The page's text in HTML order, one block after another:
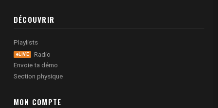
DÉCOUVRIR
Playlists
LIVE
Radio
Envoie ta démo
Section physique
MON COMPTE